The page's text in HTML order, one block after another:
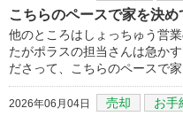
こちらのペースで家を決
他のところはしょっちゅう営
たがポラスの担当さんは急か
ださって、こちらのペースで
2026年06月04日 売却 お手